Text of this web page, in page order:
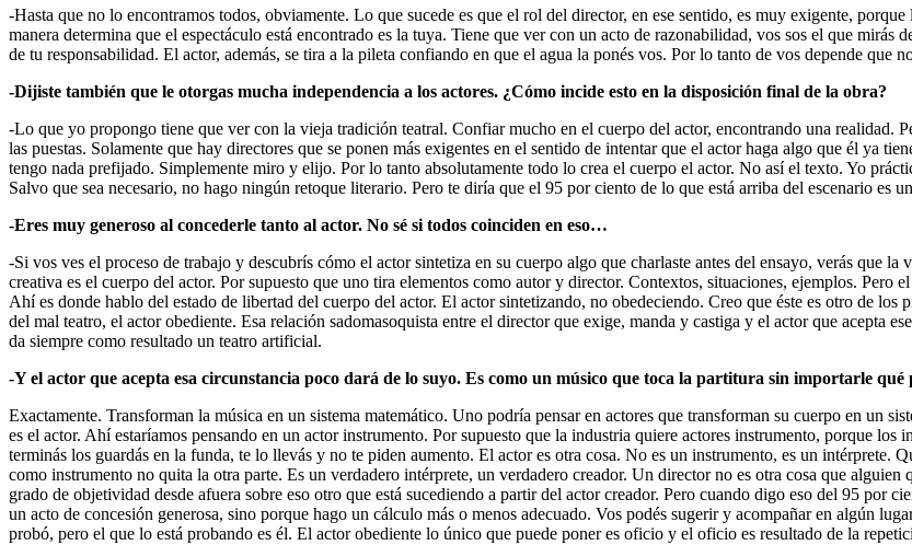
-Hasta que no lo encontramos todos, obviamente. Lo que sucede es que el rol del director, en ese sentido, es muy exigente, porque
manera determina que el espectáculo está encontrado es la tuya. Tiene que ver con un acto de razonabilidad, vos sos el que mirás
de tu responsabilidad. El actor, además, se tira a la pileta confiando en que el agua la ponés vos. Por lo tanto de vos depende que
-Dijiste también que le otorgas mucha independencia a los actores. ¿Cómo incide esto en la disposición final de la obra?
-Lo que yo propongo tiene que ver con la vieja tradición teatral. Confiar mucho en el cuerpo del actor, encontrando una realidad.
las puestas. Solamente que hay directores que se ponen más exigentes en el sentido de intentar que el actor haga algo que él ya
tengo nada prefijado. Simplemente miro y elijo. Por lo tanto absolutamente todo lo crea el cuerpo el actor. No así el texto. Yo
Salvo que sea necesario, no hago ningún retoque literario. Pero te diría que el 95 por ciento de lo que está arriba del escenario es
-Eres muy generoso al concederle tanto al actor. No sé si todos coinciden en eso…
-Si vos ves el proceso de trabajo y descubrís cómo el actor sintetiza en su cuerpo algo que charlaste antes del ensayo, verás que la
creativa es el cuerpo del actor. Por supuesto que uno tira elementos como autor y director. Contextos, situaciones, ejemplos. Pero
Ahí es donde hablo del estado de libertad del cuerpo del actor. El actor sintetizando, no obedeciendo. Creo que éste es otro de los
del mal teatro, el actor obediente. Esa relación sadomasoquista entre el director que exige, manda y castiga y el actor que acepta
da siempre como resultado un teatro artificial.
-Y el actor que acepta esa circunstancia poco dará de lo suyo. Es como un músico que toca la partitura sin importarle qué
Exactamente. Transforman la música en un sistema matemático. Uno podría pensar en actores que transforman su cuerpo en un
es el actor. Ahí estaríamos pensando en un actor instrumento. Por supuesto que la industria quiere actores instrumento, porque los
terminás los guardás en la funda, te lo llevás y no te piden aumento. El actor es otra cosa. No es un instrumento, es un intérprete.
como instrumento no quita la otra parte. Es un verdadero intérprete, un verdadero creador. Un director no es otra cosa que alguien
grado de objetividad desde afuera sobre eso otro que está sucediendo a partir del actor creador. Pero cuando digo eso del 95 por
un acto de concesión generosa, sino porque hago un cálculo más o menos adecuado. Vos podés sugerir y acompañar en algún
probó, pero el que lo está probando es él. El actor obediente lo único que puede poner es oficio y el oficio es resultado de la